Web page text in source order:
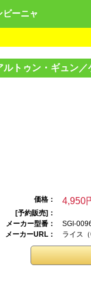
ーニャ
ルトゥン・ギュン／
価格： 4,950
[予約販売]：
メーカー型番：
SGI-
メーカーURL：
ライス